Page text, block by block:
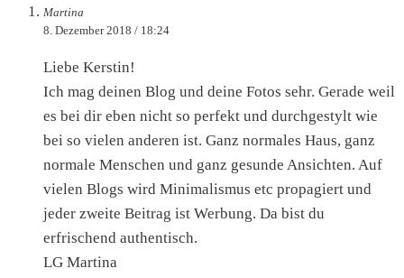
Martina
8. Dezember 2018 / 18:24
Liebe Kerstin!
Ich mag deinen Blog und deine Fotos sehr. Gerade weil
es bei dir eben nicht so perfekt und durchgestylt wie
bei so vielen anderen ist. Ganz normales Haus, ganz
normale Menschen und ganz gesunde Ansichten. Auf
vielen Blogs wird Minimalismus etc propagiert und
jeder zweite Beitrag ist Werbung. Da bist du
erfrischend authentisch.
LG Martina